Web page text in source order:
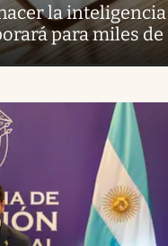
la inteligencia
para miles de